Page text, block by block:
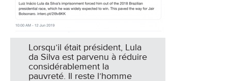
Lorsqu’il était président, Lula
da Silva est parvenu à réduire
considérablement la
pauvreté. Il reste l’homme